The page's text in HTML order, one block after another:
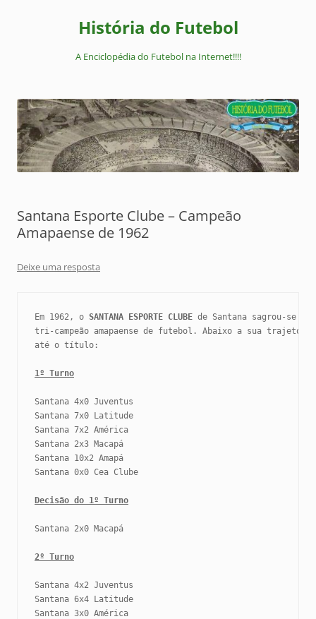
História do Futebol
A Enciclopédia do Futebol na Internet!!!!
Santana Esporte Clube – Campeão
Amapaense de 1962
Deixe uma resposta
Em 1962, o SANTANA ESPORTE CLUBE de Santana sagrou-se
tri-campeão amapaense de futebol. Abaixo a sua
até o título:
1º Turno
Santana 4x0 Juventus
Santana 7x0 Latitude
Santana 7x2 América
Santana 2x3 Macapá
Santana 10x2 Amapá
Santana 0x0 Cea Clube
Decisão do 1º Turno
Santana 2x0 Macapá
2º Turno
Santana 4x2 Juventus
Santana 6x4 Latitude
Santana 3x0 América